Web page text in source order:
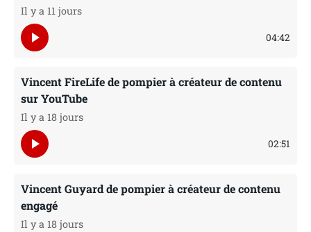
Il y a 11 jours
play_arrow 04:42
Vincent FireLife de pompier à créateur de contenu
sur YouTube
Il y a 18 jours
play_arrow 02:51
Vincent Guyard de pompier à créateur de contenu
engagé
Il y a 18 jours